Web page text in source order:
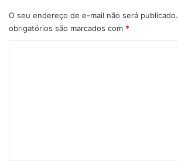
O seu endereço de e-mail não será publicado.
obrigatórios são marcados com *